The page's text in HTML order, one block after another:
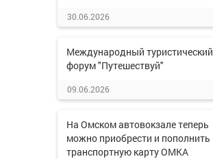
30.06.2026
Международный туристический
форум "Путешествуй"
09.06.2026
На Омском автовокзале теперь
можно приобрести и пополнить
транспортную карту ОМКА